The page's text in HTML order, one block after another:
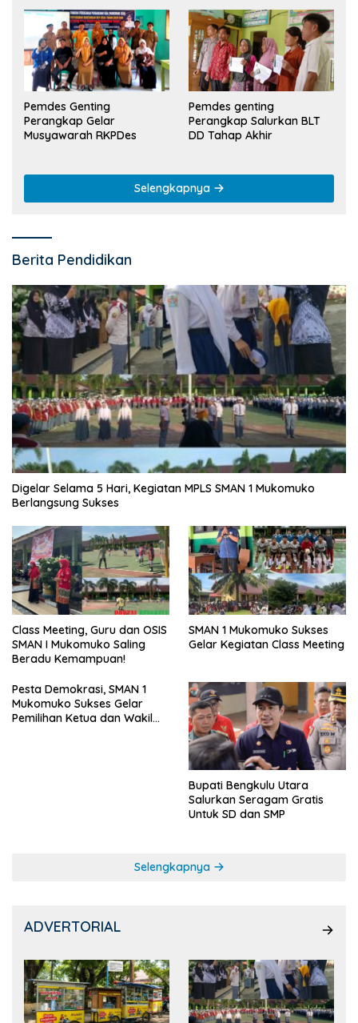
Pemdes Genting
Perangkap Gelar
Musyawarah RKPDes
Pemdes genting
Perangkap Salurkan BLT
DD Tahap Akhir
Selengkapnya
Berita Pendidikan
Digelar Selama 5 Hari, Kegiatan MPLS SMAN 1 Mukomuko
Berlangsung Sukses
Class Meeting, Guru dan OSIS
SMAN I Mukomuko Saling
Beradu Kemampuan!
SMAN 1 Mukomuko Sukses
Gelar Kegiatan Class Meeting
Pesta Demokrasi, SMAN 1
Mukomuko Sukses Gelar
Pemilihan Ketua dan Wakil
Bupati Bengkulu Utara
Salurkan Seragam Gratis
Untuk SD dan SMP
Selengkapnya
ADVERTORIAL